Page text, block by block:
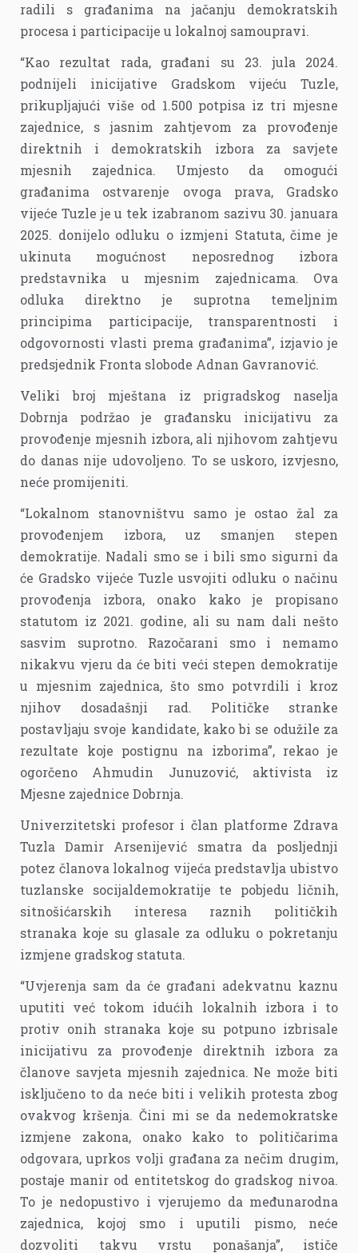
radili s građanima na jačanju demokratskih
procesa i participacije u lokalnoj samoupravi.
“Kao rezultat rada, građani su 23. jula 2024.
podnijeli inicijative Gradskom vijeću Tuzle,
prikupljajući više od 1.500 potpisa iz tri mjesne
zajednice, s jasnim zahtjevom za provođenje
direktnih i demokratskih izbora za savjete
mjesnih zajednica. Umjesto da omogući
građanima ostvarenje ovoga prava, Gradsko
vijeće Tuzle je u tek izabranom sazivu 30. januara
2025. donijelo odluku o izmjeni Statuta, čime je
ukinuta mogućnost neposrednog izbora
predstavnika u mjesnim zajednicama. Ova
odluka direktno je suprotna temeljnim
principima participacije, transparentnosti i
odgovornosti vlasti prema građanima”, izjavio je
predsjednik Fronta slobode Adnan Gavranović.
Veliki broj mještana iz prigradskog naselja
Dobrnja podržao je građansku inicijativu za
provođenje mjesnih izbora, ali njihovom zahtjevu
do danas nije udovoljeno. To se uskoro, izvjesno,
neće promijeniti.
“Lokalnom stanovništvu samo je ostao žal za
provođenjem izbora, uz smanjen stepen
demokratije. Nadali smo se i bili smo sigurni da
će Gradsko vijeće Tuzle usvojiti odluku o načinu
provođenja izbora, onako kako je propisano
statutom iz 2021. godine, ali su nam dali nešto
sasvim suprotno. Razočarani smo i nemamo
nikakvu vjeru da će biti veći stepen demokratije
u mjesnim zajednica, što smo potvrdili i kroz
njihov dosadašnji rad. Političke stranke
postavljaju svoje kandidate, kako bi se odužile za
rezultate koje postignu na izborima”, rekao je
ogorčeno Ahmudin Junuzović, aktivista iz
Mjesne zajednice Dobrnja.
Univerzitetski profesor i član platforme Zdrava
Tuzla Damir Arsenijević smatra da posljednji
potez članova lokalnog vijeća predstavlja ubistvo
tuzlanske socijaldemokratije te pobjedu ličnih,
sitnošićarskih interesa raznih političkih
stranaka koje su glasale za odluku o pokretanju
izmjene gradskog statuta.
“Uvjerenja sam da će građani adekvatnu kaznu
uputiti već tokom idućih lokalnih izbora i to
protiv onih stranaka koje su potpuno izbrisale
inicijativu za provođenje direktnih izbora za
članove savjeta mjesnih zajednica. Ne može biti
isključeno to da neće biti i velikih protesta zbog
ovakvog kršenja. Čini mi se da nedemokratske
izmjene zakona, onako kako to političarima
odgovara, uprkos volji građana za nečim drugim,
postaje manir od entitetskog do gradskog nivoa.
To je nedopustivo i vjerujemo da međunarodna
zajednica, kojoj smo i uputili pismo, neće
dozvoliti takvu vrstu ponašanja”, ističe